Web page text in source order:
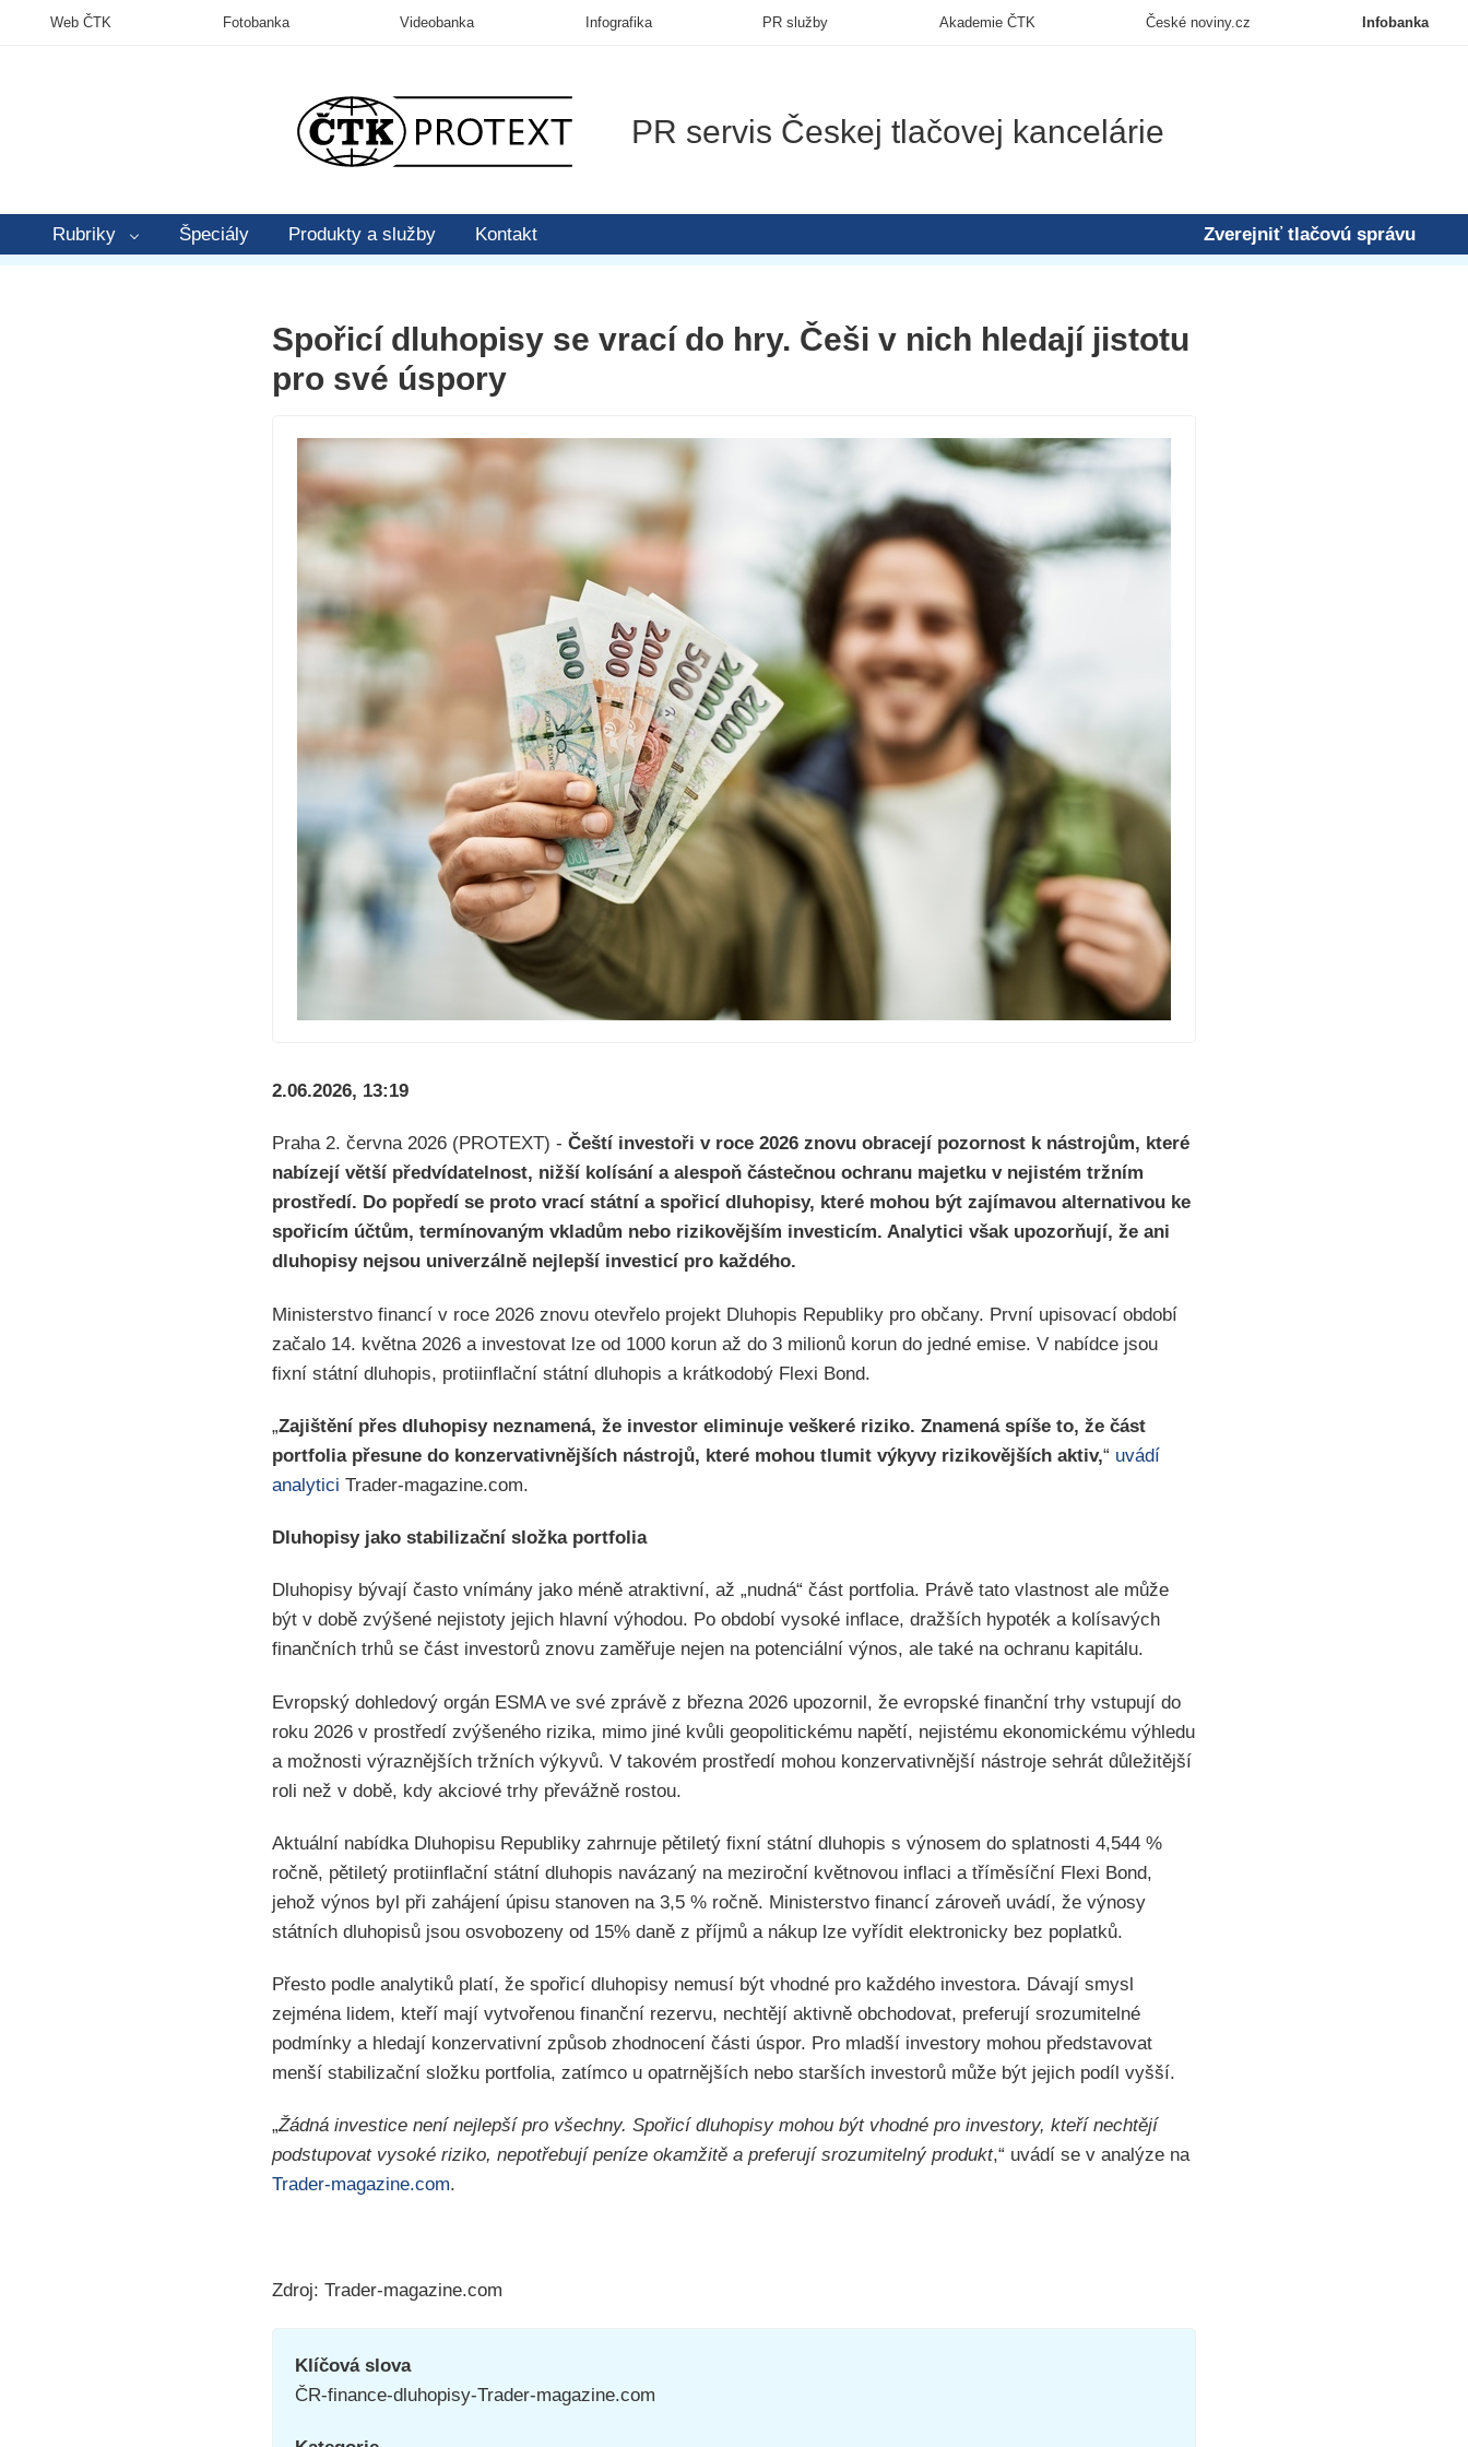
PR servis Českej tlačovej kancelárie
Rubriky Špeciály Produkty a služby Kontakt Zverejniť tlačovú správu
Infobanka
Web ČTK Fotobanka Videobanka Infografika PR služby Akademie ČTK České noviny.cz
Spořicí dluhopisy se vrací do hry. Češi v nich hledají jistotu
pro své úspory
2.06.2026, 13:19
Praha 2. června 2026 (PROTEXT) - Čeští investoři v roce 2026 znovu obracejí pozornost k nástrojům, které
nabízejí větší předvídatelnost, nižší kolísání a alespoň částečnou ochranu majetku v nejistém tržním
prostředí. Do popředí se proto vrací státní a spořicí dluhopisy, které mohou být zajímavou alternativou ke
spořicím účtům, termínovaným vkladům nebo rizikovějším investicím. Analytici však upozorňují, že ani
dluhopisy nejsou univerzálně nejlepší investicí pro každého.
Ministerstvo financí v roce 2026 znovu otevřelo projekt Dluhopis Republiky pro občany. První upisovací období
začalo 14. května 2026 a investovat lze od 1000 korun až do 3 milionů korun do jedné emise. V nabídce jsou
fixní státní dluhopis, protiinflační státní dluhopis a krátkodobý Flexi Bond.
„Zajištění přes dluhopisy neznamená, že investor eliminuje veškeré riziko. Znamená spíše to, že část
portfolia přesune do konzervativnějších nástrojů, které mohou tlumit výkyvy rizikovějších aktiv,“ uvádí
analytici Trader-magazine.com.
Dluhopisy jako stabilizační složka portfolia
Dluhopisy bývají často vnímány jako méně atraktivní, až „nudná“ část portfolia. Právě tato vlastnost ale může
být v době zvýšené nejistoty jejich hlavní výhodou. Po období vysoké inflace, dražších hypoték a kolísavých
finančních trhů se část investorů znovu zaměřuje nejen na potenciální výnos, ale také na ochranu kapitálu.
Evropský dohledový orgán ESMA ve své zprávě z března 2026 upozornil, že evropské finanční trhy vstupují do
roku 2026 v prostředí zvýšeného rizika, mimo jiné kvůli geopolitickému napětí, nejistému ekonomickému výhledu
a možnosti výraznějších tržních výkyvů. V takovém prostředí mohou konzervativnější nástroje sehrát důležitější
roli než v době, kdy akciové trhy převážně rostou.
Aktuální nabídka Dluhopisu Republiky zahrnuje pětiletý fixní státní dluhopis s výnosem do splatnosti 4,544 %
ročně, pětiletý protiinflační státní dluhopis navázaný na meziroční květnovou inflaci a tříměsíční Flexi Bond,
jehož výnos byl při zahájení úpisu stanoven na 3,5 % ročně. Ministerstvo financí zároveň uvádí, že výnosy
státních dluhopisů jsou osvobozeny od 15% daně z příjmů a nákup lze vyřídit elektronicky bez poplatků.
Přesto podle analytiků platí, že spořicí dluhopisy nemusí být vhodné pro každého investora. Dávají smysl
zejména lidem, kteří mají vytvořenou finanční rezervu, nechtějí aktivně obchodovat, preferují srozumitelné
podmínky a hledají konzervativní způsob zhodnocení části úspor. Pro mladší investory mohou představovat
menší stabilizační složku portfolia, zatímco u opatrnějších nebo starších investorů může být jejich podíl vyšší.
„Žádná investice není nejlepší pro všechny. Spořicí dluhopisy mohou být vhodné pro investory, kteří nechtějí
podstupovat vysoké riziko, nepotřebují peníze okamžitě a preferují srozumitelný produkt,“ uvádí se v analýze na
Trader-magazine.com.
Zdroj: Trader-magazine.com
Klíčová slova
ČR-finance-dluhopisy-Trader-magazine.com